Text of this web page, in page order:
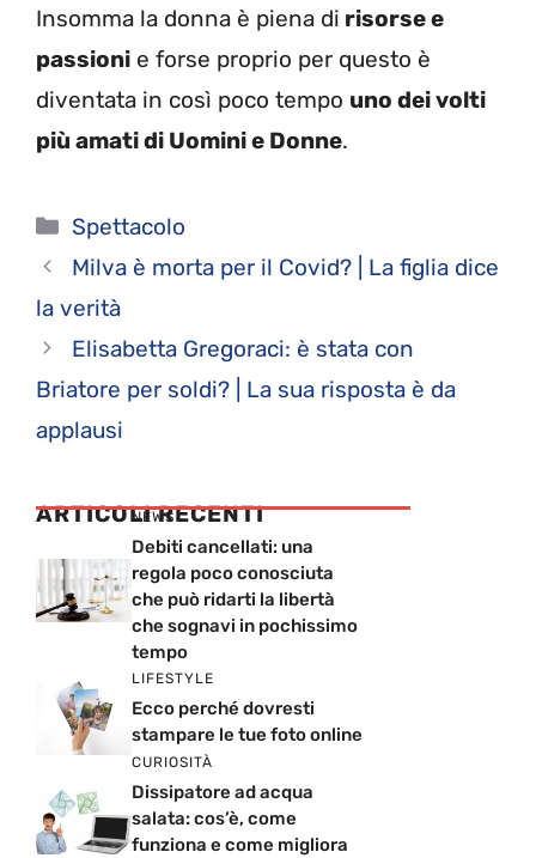
Insomma la donna è piena di risorse e
passioni e forse proprio per questo è
diventata in così poco tempo uno dei volti
più amati di Uomini e Donne.
Categorie
Spettacolo
Milva è morta per il Covid? | La figlia dice
la verità
Elisabetta Gregoraci: è stata con
Briatore per soldi? | La sua risposta è da
applausi
ARTICOLI RECENTI
NEWS
Debiti cancellati: una
regola poco conosciuta
che può ridarti la libertà
che sognavi in pochissimo
tempo
LIFESTYLE
Ecco perché dovresti
stampare le tue foto online
CURIOSITÀ
Dissipatore ad acqua
salata: cos’è, come
funziona e come migliora